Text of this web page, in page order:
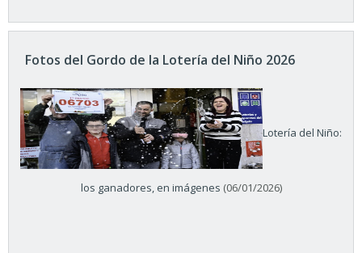
Fotos del Gordo de la Lotería del Niño 2026
Lotería del Niño:
los ganadores, en imágenes (06/01/2026)